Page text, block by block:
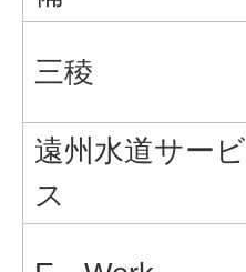
三稜
遠州水道サービ
ス